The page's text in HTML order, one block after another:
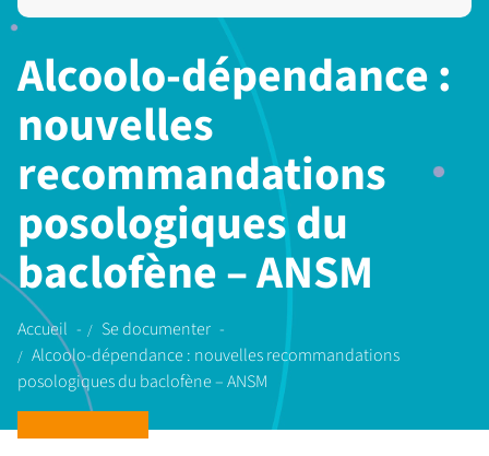
Alcoolo-dépendance :
nouvelles
recommandations
posologiques du
baclofène – ANSM
Accueil
Se documenter
Alcoolo-dépendance : nouvelles recommandations
posologiques du baclofène – ANSM